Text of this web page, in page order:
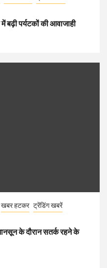
बढ़ी पर्यटकों की आवाजाही
खबर हटकर ट्रेंडिंग खबरें
के दौरान सतर्क रहने के